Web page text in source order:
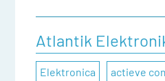
onderstaand
Naam
Atlantik
Elektronica actieve